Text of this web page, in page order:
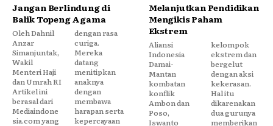
Jangan Berlindung di
Balik Topeng Agama
Oleh Dahnil
Anzar
Simanjuntak,
Wakil
Menteri Haji
dan Umrah RI
Artikel ini
berasal dari
Mediaindone
sia.com yang
dengan rasa
curiga.
Mereka
datang
menitipkan
anaknya
dengan
membawa
harapan serta
kepercayaan
Melanjutkan Pendidikan
Mengikis Paham
Ekstrem
Aliansi
Indonesia
Damai-
Mantan
kombatan
konflik
Ambon dan
Poso,
Iswanto
kelompok
ekstrem dan
bergelut
dengan aksi
kekerasan.
Hal itu
dikarenakan
dua gurunya
memberikan